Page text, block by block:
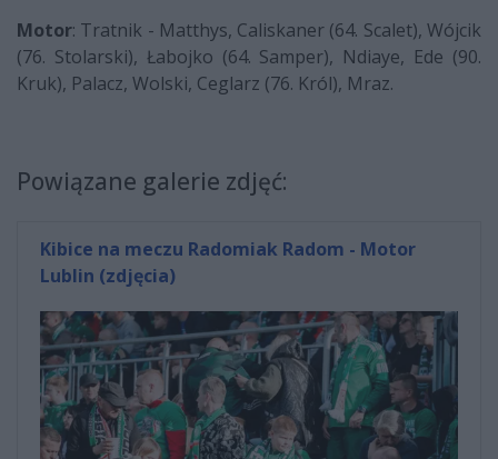
Motor: Tratnik - Matthys, Caliskaner (64. Scalet), Wójcik
(76. Stolarski), Łabojko (64. Samper), Ndiaye, Ede (90.
Kruk), Palacz, Wolski, Ceglarz (76. Król), Mraz.
Powiązane galerie zdjęć:
Kibice na meczu Radomiak Radom - Motor
Lublin (zdjęcia)